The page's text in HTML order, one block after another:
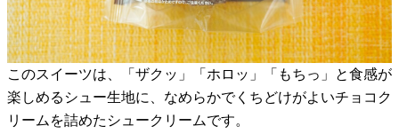
このスイーツは、「ザクッ」「ホロッ」「もちっ」と食感が
楽しめるシュー生地に、なめらかでくちどけがよいチョコク
リームを詰めたシュークリームです。